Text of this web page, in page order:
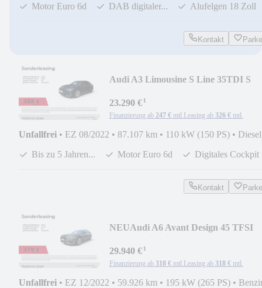
Motor Euro 6d
DAB digitaler... Alufelgen 18 Zoll
Kontakt
Audi A3 Limousine S Line 35TDI S
23.290 €¹
Finanzierung ab 247 € mtl. Leasing ab 326 € mtl.
Unfallfrei • EZ 08/2022 • 87.107 km • 110 kW (150 PS) • Diesel
Bis zu 5 Jahren...
Motor Euro 6d Digitales Cockpit
Kontakt
NEUAudi A6 Avant Design 45 TFSI
29.940 €¹
Finanzierung ab 318 € mtl. Leasing ab 318 € mtl.
Unfallfrei • EZ 12/2022 • 59.926 km • 195 kW (265 PS) •